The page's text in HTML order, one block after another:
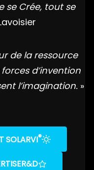
se Crée, tout se
de la ressource
d’invention
l’imagination. »
SOLARVI®
R&D